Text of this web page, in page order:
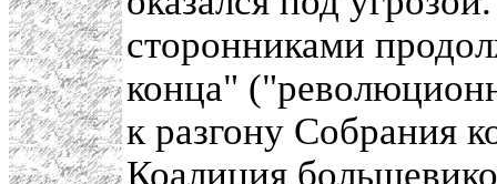
сторонниками
конца"
к разгону Собрания
Коалиция